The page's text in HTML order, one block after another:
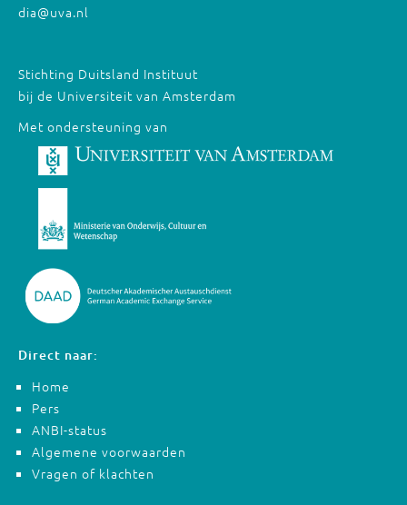
dia@uva.nl
Stichting Duitsland Instituut
bij de Universiteit van Amsterdam
Met ondersteuning van
Direct naar:
Home
Pers
ANBI-status
Algemene voorwaarden
Vragen of klachten